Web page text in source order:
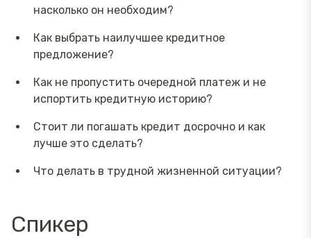
насколько он необходим?
Как выбрать наилучшее кредитное
предложение?
Как не пропустить очередной платеж и не
испортить кредитную историю?
Стоит ли погашать кредит досрочно и как
лучше это сделать?
Что делать в трудной жизненной ситуации?
Спикер